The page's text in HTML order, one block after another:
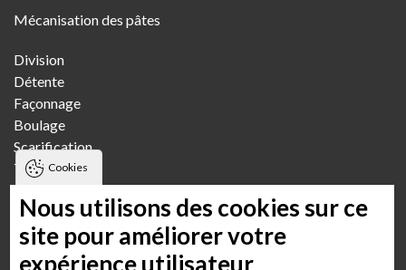
Mécanisation des pâtes
Division
Détente
Façonnage
Boulage
Scarification
Transfert
Pétrissage
Fournils
Boulangerie artisanale
Cookies
Nous utilisons des cookies sur ce
site pour améliorer votre
expérience utilisateur